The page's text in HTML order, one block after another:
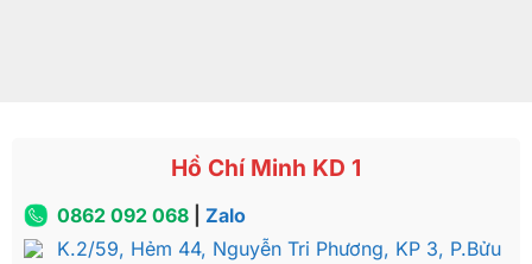
Hồ Chí Minh KD 1
0862 092 068| Zalo
K.2/59, Hẻm 44, Nguyễn Tri Phương, KP 3, P.Bửu